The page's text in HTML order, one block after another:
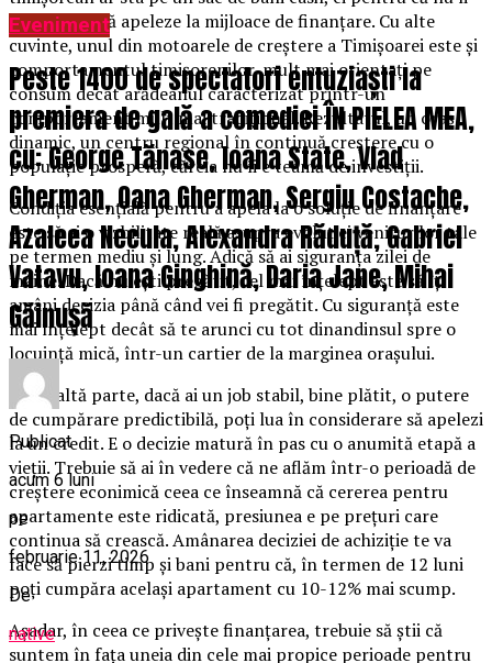
este teamă să apeleze la mijloace de finanțare. Cu alte
cuvinte, unul din motoarele de creștere a Timișoarei este și
comportamentul timișorenilor, mult mai orientați pe
consum decât arădeanul caracterizat printr-un
comportament mult mai tradițional. Rezultatul, un oraș
dinamic, un centru regional în continuă creștere cu o
populație prosperă, căreia nu îi e teamă de investiții.
Condiția esențială pentru a apela la o soluție de finanțare
este să ai o vizbilitate reală asupra evoluției veniturilor tale
pe termen mediu și lung. Adică să ai siguranța zilei de
mâine. Dacă nu ești pregătit, cel mai înțelept este să îți
amâni decizia până când vei fi pregătit. Cu siguranță este
mai înțelept decât să te arunci cu tot dinandinsul spre o
locuință mică, într-un cartier de la marginea orașului.
Pe de altă parte, dacă ai un job stabil, bine plătit, o putere
de cumpărare predictibilă, poți lua în considerare să apelezi
la un credit. E o decizie matură în pas cu o anumită etapă a
vieții. Trebuie să ai în vedere că ne aflăm într-o perioadă de
creștere econimică ceea ce înseamnă că cererea pentru
apartamente este ridicată, presiunea e pe prețuri care
continua să crească. Amânarea deciziei de achiziție te va
face să pierzi timp și bani pentru că, în termen de 12 luni
poți cumpăra același apartament cu 10-12% mai scump.
Așadar, în ceea ce privește finanțarea, trebuie să știi că
suntem în fața uneia din cele mai propice perioade pentru
Eveniment
Peste 1400 de spectatori entuziaști la
premiera de gală a comediei ÎN PIELEA MEA,
cu: George Tănase, Ioana State, Vlad
Gherman, Oana Gherman, Sergiu Costache,
Azaleea Necula, Alexandra Răduță, Gabriel
Vatavu, Ioana Ginghină, Daria Jane, Mihai
Găinușă
Publicat
acum 6 luni
pe
februarie 11, 2026
De
native